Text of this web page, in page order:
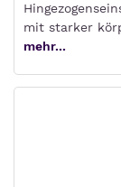
mit starker
mehr...